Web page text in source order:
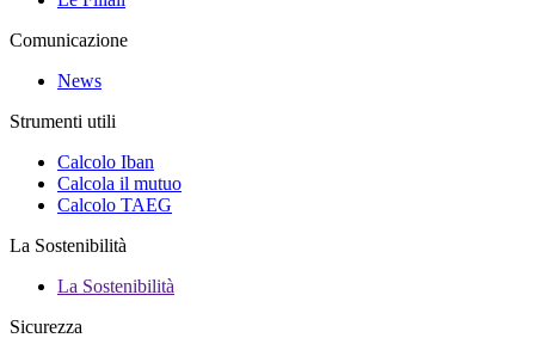
Comunicazione
News
Strumenti utili
Calcolo Iban
Calcola il mutuo
Calcolo TAEG
La Sostenibilità
La Sostenibilità
Sicurezza